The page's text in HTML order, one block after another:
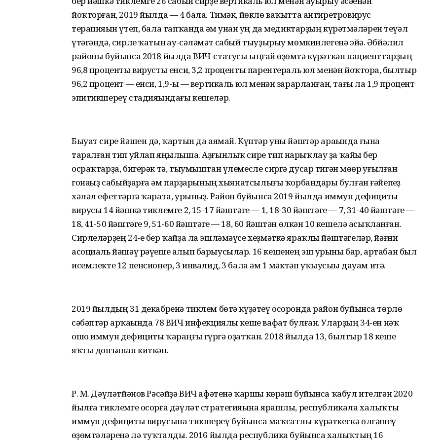
йоҡторған, 2019 йылда — 4 бала. Тимәк, йөклө ваҡытта антиретровирус
терапияһын үтеп, бала тапҡанда һәм унан һуң да медиктарҙың күрһәтмәләрен теүәл
үтәгәндә, сирле ҡатын һау-сәләмәт сабый тыуҙырыу мөмкинлегенә эйә. Әбйәлил
районы буйынса 2018 йылда ВИЧ-статусы ыңғай һөҙөмтә күрһәткән пациенттарҙың
96,8 проценты вирусты енси, 3,2 проценты парентераль юл менән йоҡторһа, былтыр
96,2 процент — енси, 1,9-ы — вертикаль юл менән зарарланған, тағы ла 1,9 процент
эпитикшереү стадияһындағы кешеләр.
Быуат сире йәшен дә, ҡартын да аямай. Күптәр уны йәштәр араһында ғына
таралған тип уйлап яңылыша. Аҙғынлыҡ сире тип нарыҡлау ҙа ҡайһы бер
осраҡтарҙа, бигерәк тә, тыумыштан үлемесле сиргә дусар тигән мөһөр һуғылған
гонаһһыҙ сабыйҙарға һәм парҙарының хыянатсылығы ҡорбандары булған ғәйепһеҙ
хәләл ефеттәргә ҡарата, урынһыҙ. Район буйынса 2019 йылда иммун дефициты
вирусы 14 йәшкә тиклемге 2, 15-17 йәштәге — 1, 18-30 йәштәге — 7, 31-40 йәштәге —
18, 41-50 йәштәге 9, 51-60 йәштәге — 18, 60 йәштән өлкән 10 кешелә асыҡланған.
Сирлеләрҙең 24-е бер ҡайҙа ла эшләмәүсе хеҙмәткә яраҡлы йәштәгеләр, йәғни
асоциаль йәшәү рәүеше алып барыусылар. 16 кешенең эш урыны бар, артабан был
исемлекте 12 пенсионер, 3 инвалид, 3 бала һәм 1 мәктәп уҡыусыһы дауам итә.
2019 йылдың 31 декабренә тиклем бөтә күҙәтеү осоронда район буйынса төрлө
сәбәптәр арҡаһында 78 ВИЧ инфекциялы кеше вафат булған. Уларҙың 34-ен нәҡ
ошо иммун дефициты ҡараңғы гүргә оҙатҡан. 2018 йылда 13, былтыр 18 кеше
яҡты донъянан киткән.
Р. М. Дәүләтйәнов Рәсәйҙә ВИЧ афәтенә ҡаршы көрәш буйынса ҡабул ителгән 2020
йылға тиклемге осорға дәүләт стратегияһына ярашлы, республикала халыҡты
иммун дефициты вирусына тикшереү буйынса маҡсатлы күрһәткескә өлгәшеү
һөҙөмтәләренә лә туҡталды. 2016 йылда республика буйынса халыҡтың 16